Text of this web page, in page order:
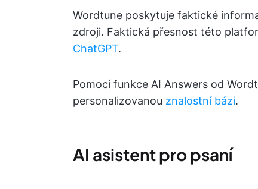
Wordtune poskytuje faktické
zdroji. Faktická přesnost této
ChatGPT.
Pomocí funkce AI Answers od
personalizovanou znalostní bázi.
AI asistent pro psaní